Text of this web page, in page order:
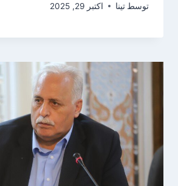
توسط تینا اکتبر 29, 2025